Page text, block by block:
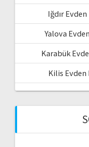
Iğdır
Yalova
Karabük
Kilis